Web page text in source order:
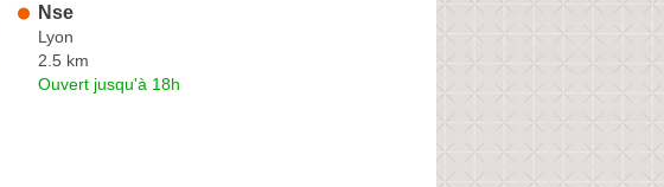
Nse
Lyon
2.5 km
Ouvert jusqu'à 18h